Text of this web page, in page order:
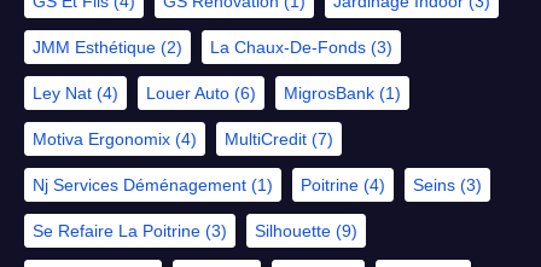
JMM Esthétique (2) La Chaux-De-Fonds (3)
Ley Nat (4) Louer Auto (6) MigrosBank (1)
Motiva Ergonomix (4) MultiCredit (7)
Nj Services Déménagement (1) Poitrine (4) Seins (3)
Se Refaire La Poitrine (3) Silhouette (9)